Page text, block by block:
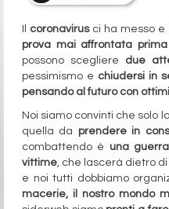
Il coronavirusci ha messo e
prova mai affrontata prima
possono scegliere due
pessimismo e chiudersi in
pensando al futuro con
Noi siamo convinti che solo
quella da prendere in
combattendo è una guerra
vittime , che lascerà dietro
e noi tutti dobbiamo
macerie, il nostro mondo